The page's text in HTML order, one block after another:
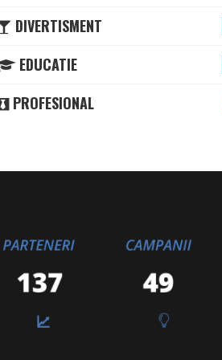
DIVERTISMENT
EDUCATIE
PROFESIONAL